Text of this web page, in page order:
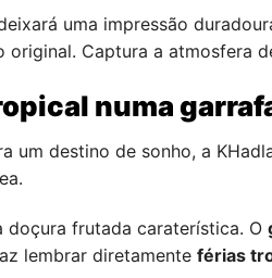
uma impressão
Captura a atmosfera
numa
um destino de sonho, a
doçura frutada caraterística. O
lembrar diretamente férias